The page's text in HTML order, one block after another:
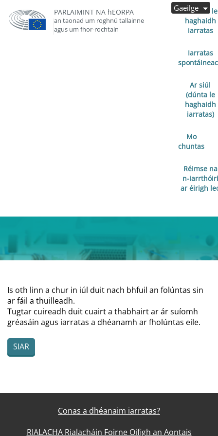
PARLAIMINT NA hEORPA
an taonad um roghnú tallainne
agus um fhor-rochtain
Oscailte le
haghaidh
iarratas
Iarratas
Ar siúl
(dúnta le
haghaidh
iarratas)
Mo
chuntas
Réimse na
n-iarrthóirí
ar éirigh
Gaeilge
Is oth linn a chur in iúl duit nach bhfuil an folúntas sin
ar fáil a thuilleadh.
Tugtar cuireadh duit cuairt a thabhairt ar ár suíomh
gréasáin agus iarratas a dhéanamh ar fholúntas eile.
SIAR
Conas a dhéanaim iarratas?
RIALACHA Rialacháin Foirne Oifigh an Aontais